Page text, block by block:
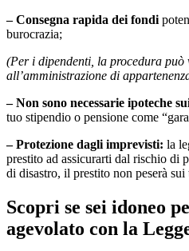
– Consegna rapida dei fondi
burocrazia;
(Per i dipendenti, la procedura può
all’amministrazione di
– Non sono necessarie ipoteche
tuo stipendio o pensione come
– Protezione dagli imprevisti: la
prestito ad assicurarti dal rischio di
di disastro, il prestito non peserà sui
Scopri se sei idoneo
agevolato con la